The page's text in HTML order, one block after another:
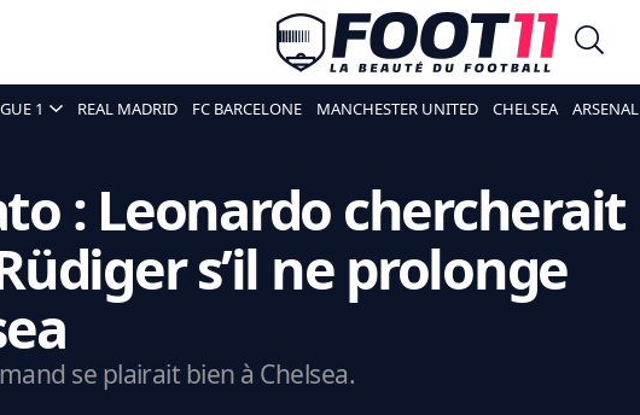
1 REAL MADRID FC BARCELONE MANCHESTER UNITED CHELSEA ARSENAL
: Leonardo chercherait
s’il ne prolonge
se plairait bien à Chelsea.